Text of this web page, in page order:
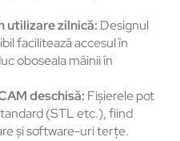
utilizare zilnică: Designul
facilitează accesul în
oboseala mâinii în
deschisă: Fișierele pot
(STL etc.), fiind
și software-uri terțe.